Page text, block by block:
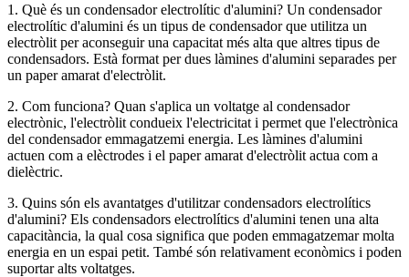
1. Què és un condensador electrolític d'alumini? Un condensador
electrolític d'alumini és un tipus de condensador que utilitza un
electròlit per aconseguir una capacitat més alta que altres tipus de
condensadors. Està format per dues làmines d'alumini separades per
un paper amarat d'electròlit.
2. Com funciona? Quan s'aplica un voltatge al condensador
electrònic, l'electròlit condueix l'electricitat i permet que l'electrònica
del condensador emmagatzemi energia. Les làmines d'alumini
actuen com a elèctrodes i el paper amarat d'electròlit actua com a
dielèctric.
3. Quins són els avantatges d'utilitzar condensadors electrolítics
d'alumini? Els condensadors electrolítics d'alumini tenen una alta
capacitància, la qual cosa significa que poden emmagatzemar molta
energia en un espai petit. També són relativament econòmics i poden
suportar alts voltatges.